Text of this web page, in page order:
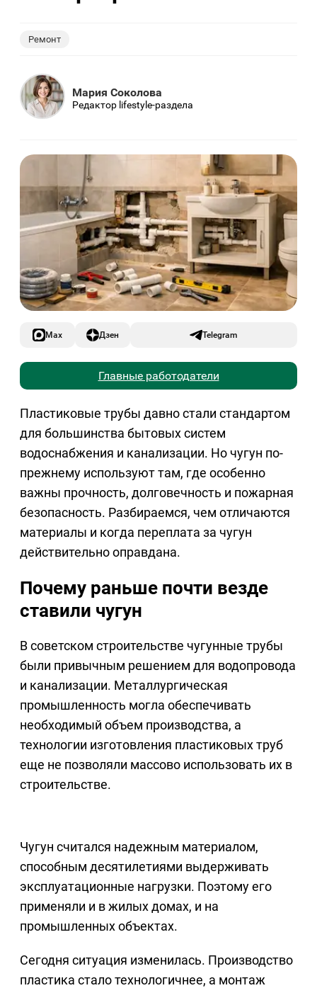
Ремонт
Мария Соколова
Редактор lifestyle-раздела
Max Дзен Telegram
Главные работодатели
Пластиковые трубы давно стали стандартом
для большинства бытовых систем
водоснабжения и канализации. Но чугун по-
прежнему используют там, где особенно
важны прочность, долговечность и пожарная
безопасность. Разбираемся, чем отличаются
материалы и когда переплата за чугун
действительно оправдана.
Почему раньше почти везде
ставили чугун
В советском строительстве чугунные трубы
были привычным решением для водопровода
и канализации. Металлургическая
промышленность могла обеспечивать
необходимый объем производства, а
технологии изготовления пластиковых труб
еще не позволяли массово использовать их в
строительстве.
Чугун считался надежным материалом,
способным десятилетиями выдерживать
эксплуатационные нагрузки. Поэтому его
применяли и в жилых домах, и на
промышленных объектах.
Сегодня ситуация изменилась. Производство
пластика стало технологичнее, а монтаж